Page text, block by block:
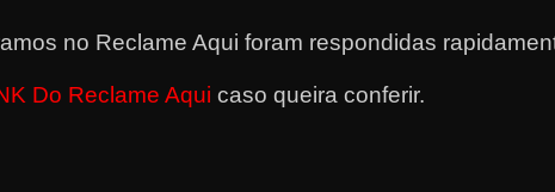
no Reclame Aqui foram respondidas
Do Reclame Aqui caso queira conferir.